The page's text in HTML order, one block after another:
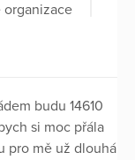
budu 14610
si moc přála
pro mě už dlouhá